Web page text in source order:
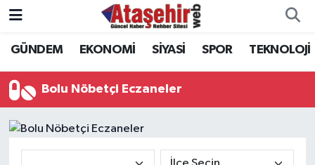
GÜNDEM EKONOMİ SİYASİ SPOR TEKNOLOJİ
Bolu Nöbetçi Eczaneler
Hava Durumu
Trafik Durumu
Süper Lig Puan Durumu ve Fikstür